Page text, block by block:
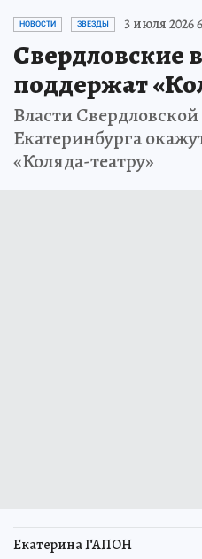
НОВОСТИ ЗВЕЗДЫ 3 июля 2026
Свердловские
поддержат
Власти
Екатеринбурга
«Коляда-театру»
Екатерина ГАПОН